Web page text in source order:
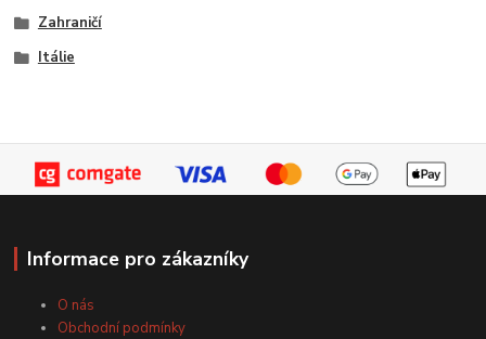
Zahraničí
Itálie
Informace pro zákazníky
O nás
Obchodní podmínky